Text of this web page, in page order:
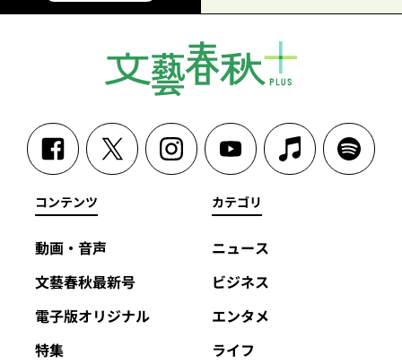
コンテンツ
動画・音声
文藝春秋最新号
電子版オリジナル
特集
カテゴリ
ニュース
ビジネス
エンタメ
ライフ